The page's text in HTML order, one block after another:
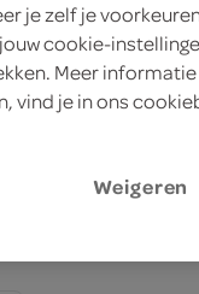
Arla Skyr vanille
je zelf je
cookie-
Meer
vind je in ons
Weigeren